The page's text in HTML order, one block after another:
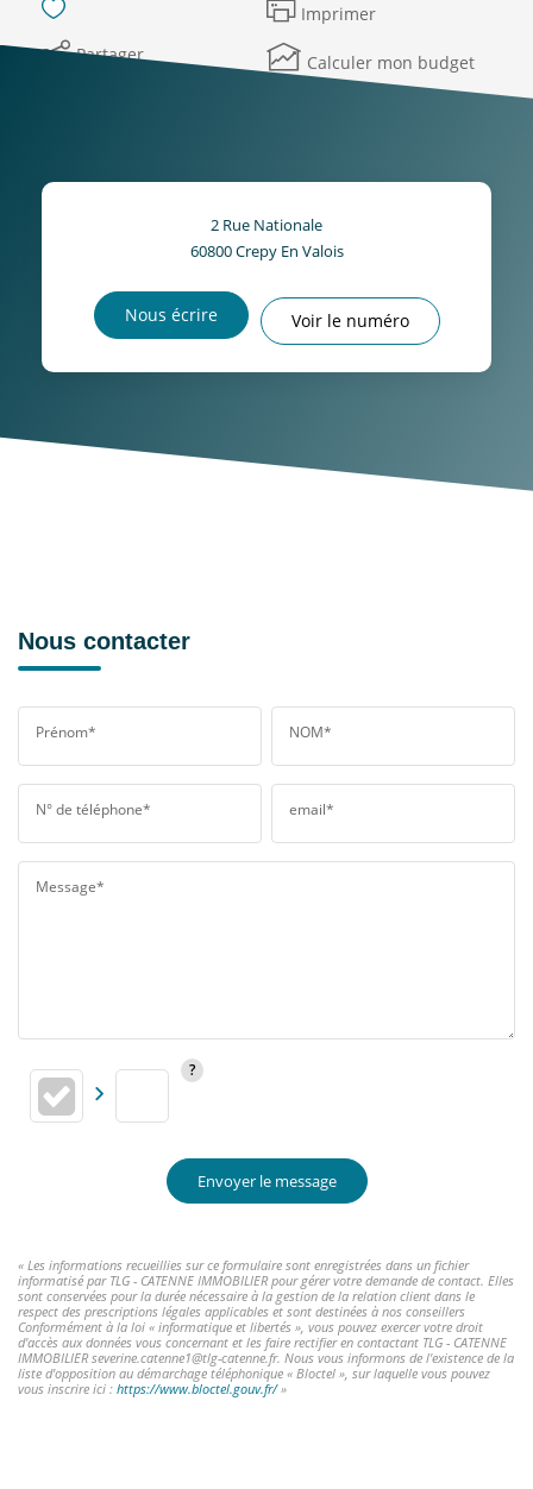
Imprimer
Partager
Calculer mon budget
2 Rue Nationale
60800Crepy En Valois
Nous écrire Voir le numéro
Nous contacter
Prénom* NOM*
N° de téléphone* email*
Message*
Envoyer le message
« Les informations recueillies sur ce formulaire sont enregistrées dans un fichier
informatisé par TLG - CATENNE IMMOBILIER pour gérer votre demande de contact. Elles
sont conservées pour la durée nécessaire à la gestion de la relation client dans le
respect des prescriptions légales applicables et sont destinées à nos conseillers
Conformément à la loi « informatique et libertés », vous pouvez exercer votre droit
d'accès aux données vous concernant et les faire rectifier en contactant TLG - CATENNE
IMMOBILIER severine.catenne1@tlg-catenne.fr. Nous vous informons de l'existence de la
liste d'opposition au démarchage téléphonique « Bloctel », sur laquelle vous pouvez
vous inscrire ici : https://www.bloctel.gouv.fr/»